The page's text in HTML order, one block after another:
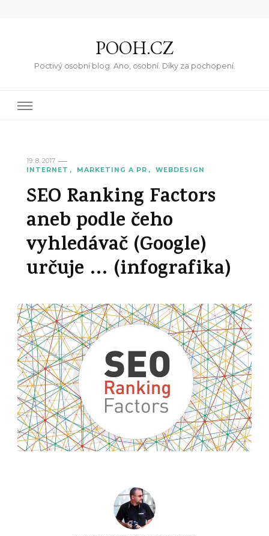
POOH.CZ
Poctivý osobní blog. Ano, osobní. Díky za pochopení.
19. 8. 2017
INTERNET
MARKETING A PR WEBDESIGN
SEO Ranking Factors
aneb podle čeho
vyhledávač (Google)
určuje … (infografika)